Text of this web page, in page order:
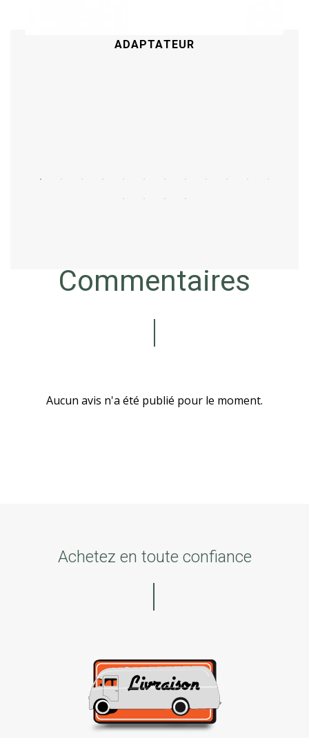
ADAPTATEUR
Commentaires
Aucun avis n'a été publié pour le moment.
Achetez en toute confiance